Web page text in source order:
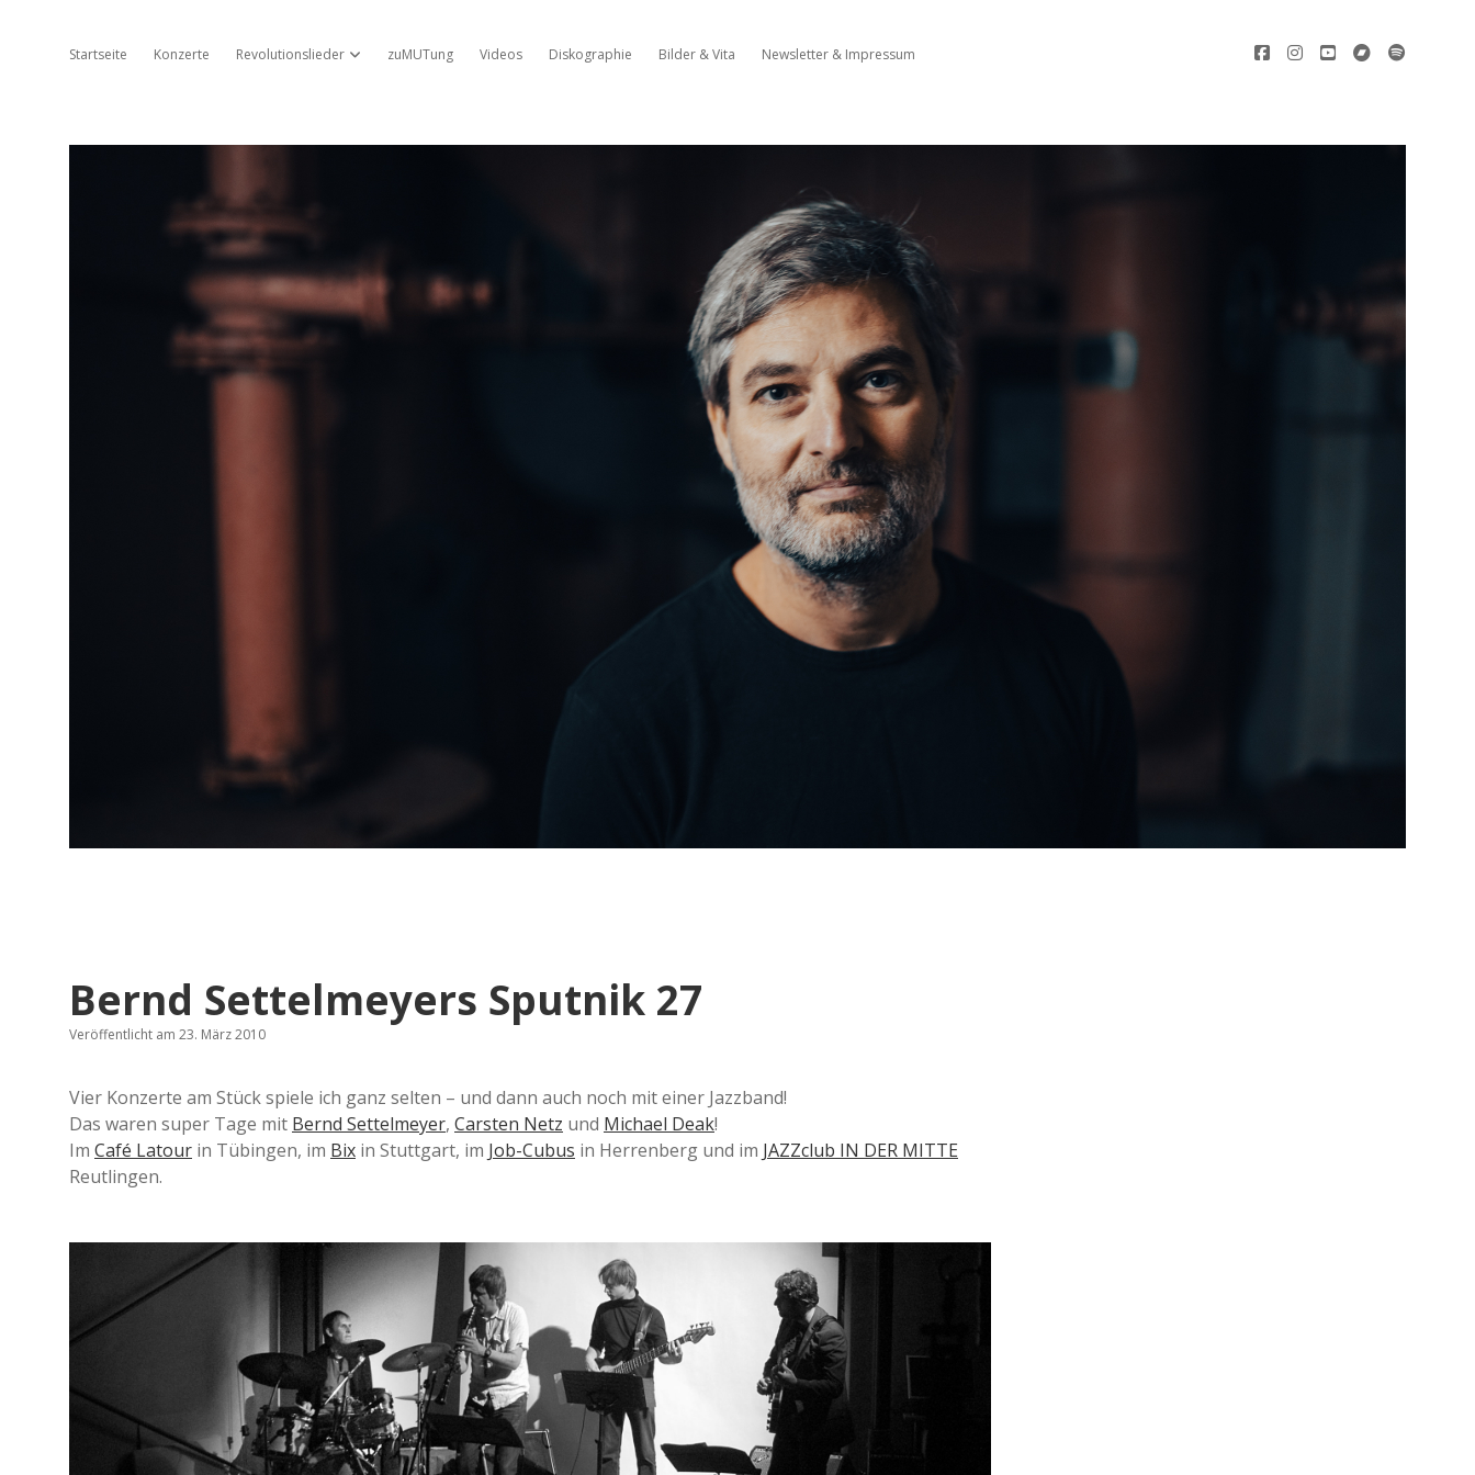
Startseite Konzerte Revolutionslieder Dropdown-Menü öffnen
zuMUTung Videos Diskographie Bilder & Vita Newsletter & Impressum facebookinstagram
youtubebandcamp
Ambros
Bernd Settelmeyers Sputnik 27
Veröffentlicht am 23. März 2010
Vier Konzerte am Stück spiele ich ganz selten – und dann auch noch mit einer Jazzband!
Das waren super Tage mit Bernd Settelmeyer, Carsten Netz und Michael Deak!
Im Café Latour in Tübingen, im Bix in Stuttgart, im Job-Cubus in Herrenberg und im JAZZclub IN DER MITTE
Reutlingen.